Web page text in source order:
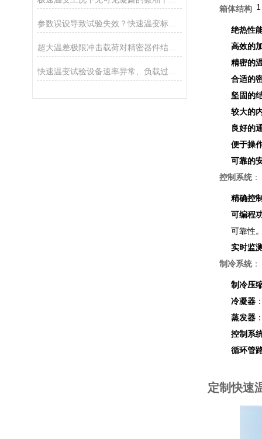
超大温差极限冲击载荷对精密器件结构可靠性的影响分析
箱体结构 1
绝热性
高效的
精密的
合适的
坚固的
较大的
良好的
便于操
可靠的
控制系统：
精确控
可编程
可靠性
实时监
制冷系统：
制冷压
冷凝器
蒸发器
控制系
循环管
定制快速